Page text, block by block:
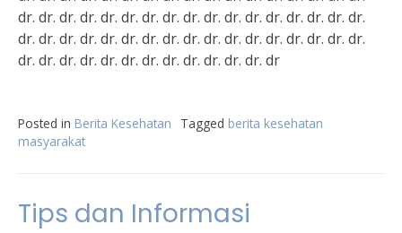
dr. dr. dr. dr. dr. dr. dr. dr. dr. dr. dr. dr. dr. dr. dr. dr. dr.
dr. dr. dr. dr. dr. dr. dr. dr. dr. dr. dr. dr. dr. dr. dr. dr. dr.
dr. dr. dr. dr. dr. dr. dr. dr. dr. dr. dr. dr. dr
Posted in Berita Kesehatan Tagged berita kesehatan
masyarakat
Tips dan Informasi